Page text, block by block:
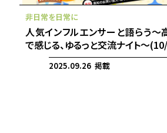
人気インフルエンサーと語らう～
で感じる、ゆるっと交流ナイト～
2025.09.26 掲載